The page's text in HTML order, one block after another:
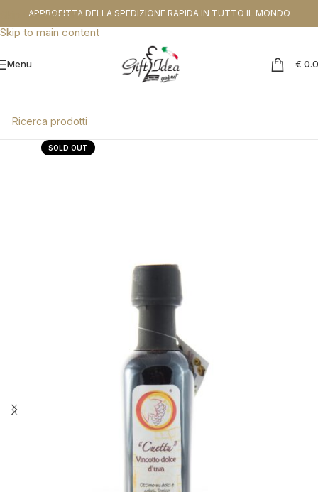
Skip to navigation
Skip to main content
31.08.26
APPROFITTA DELLA SPEDIZIONE RAPIDA IN TUTTO IL MONDO
Menu €
SOLD OUT